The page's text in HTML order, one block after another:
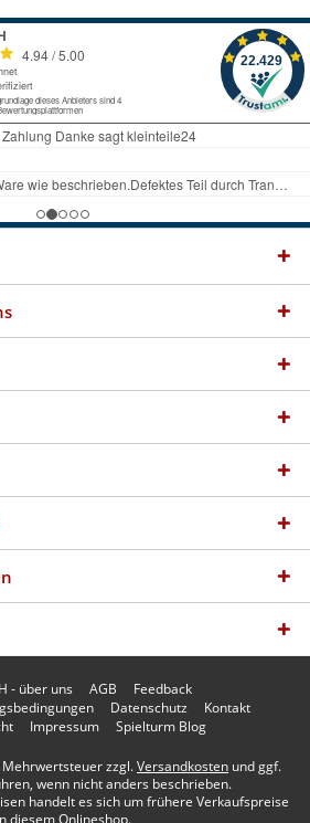
- über uns AGB
Feedback
Datenschutz
Kontakt
Impressum Spielturm Blog
zzgl.Versandkosten und ggf.
wenn nicht anders beschrieben.
handelt es sich um frühere Verkaufspreise